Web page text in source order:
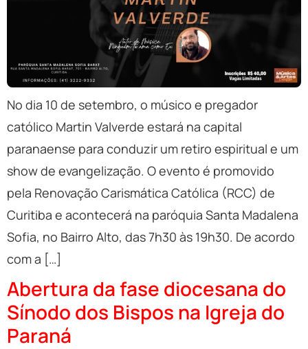
No dia 10 de setembro, o músico e pregador
católico Martin Valverde estará na capital
paranaense para conduzir um retiro espiritual e um
show de evangelização. O evento é promovido
pela Renovação Carismática Católica (RCC) de
Curitiba e acontecerá na paróquia Santa Madalena
Sofia, no Bairro Alto, das 7h30 às 19h30. De acordo
com a […]
Abertura da fase diocesana do
Sínodo dos Bispos na Igreja do
Paraná